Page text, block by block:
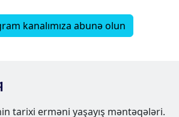
kanalımıza abunə olun